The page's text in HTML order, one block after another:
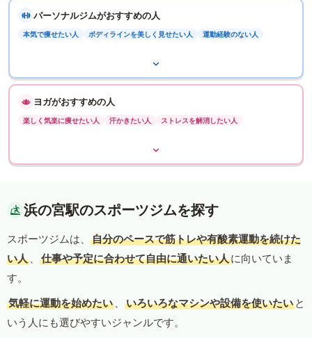
パーソナルジムがおすすめの人
本気で痩せたい人 ボディラインを美しく見せたい人 運動経験のない人
ヨガがおすすめの人
楽しく気楽に痩せたい人 汗かきたい人 ストレスを解消したい人
浜の宮駅のスポーツジムを探す
スポーツジムは、
自分のペースで筋トレや有酸素運動を続けた
い人 、 仕事や予定に合わせて自由に通いたい人に向いていま
す。
気軽に運動を始めたい 、 いろいろなマシンや設備を使いたい と
いう人にも選びやすいジャンルです。